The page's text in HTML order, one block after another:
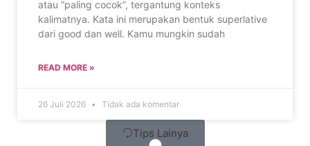
atau “paling cocok”, tergantung konteks
kalimatnya. Kata ini merupakan bentuk superlative
dari good dan well. Kamu mungkin sudah
READ MORE »
26 Juli 2026 Tidak ada komentar
Tips Lainya